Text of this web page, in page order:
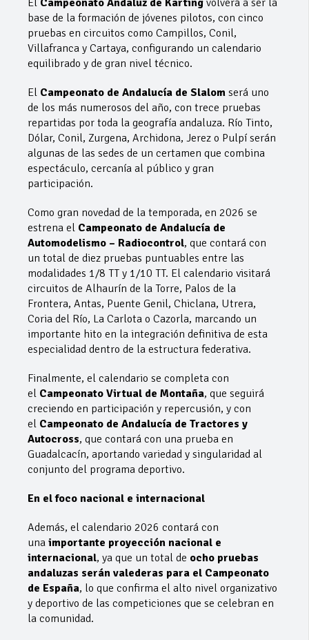
El Campeonato Andaluz de Karting volverá a ser la
base de la formación de jóvenes pilotos, con cinco
pruebas en circuitos como Campillos, Conil,
Villafranca y Cartaya, configurando un calendario
equilibrado y de gran nivel técnico.
El Campeonato de Andalucía de Slalom será uno
de los más numerosos del año, con trece pruebas
repartidas por toda la geografía andaluza. Río Tinto,
Dólar, Conil, Zurgena, Archidona, Jerez o Pulpí serán
algunas de las sedes de un certamen que combina
espectáculo, cercanía al público y gran
participación.
Como gran novedad de la temporada, en 2026 se
estrena el Campeonato de Andalucía de
Automodelismo – Radiocontrol, que contará con
un total de diez pruebas puntuables entre las
modalidades 1/8 TT y 1/10 TT. El calendario visitará
circuitos de Alhaurín de la Torre, Palos de la
Frontera, Antas, Puente Genil, Chiclana, Utrera,
Coria del Río, La Carlota o Cazorla, marcando un
importante hito en la integración definitiva de esta
especialidad dentro de la estructura federativa.
Finalmente, el calendario se completa con
el Campeonato Virtual de Montaña, que seguirá
creciendo en participación y repercusión, y con
el Campeonato de Andalucía de Tractores y
Autocross, que contará con una prueba en
Guadalcacín, aportando variedad y singularidad al
conjunto del programa deportivo.
En el foco nacional e internacional
Además, el calendario 2026 contará con
una importante proyección nacional e
internacional, ya que un total de ocho pruebas
andaluzas serán valederas para el Campeonato
de España, lo que confirma el alto nivel organizativo
y deportivo de las competiciones que se celebran en
la comunidad.